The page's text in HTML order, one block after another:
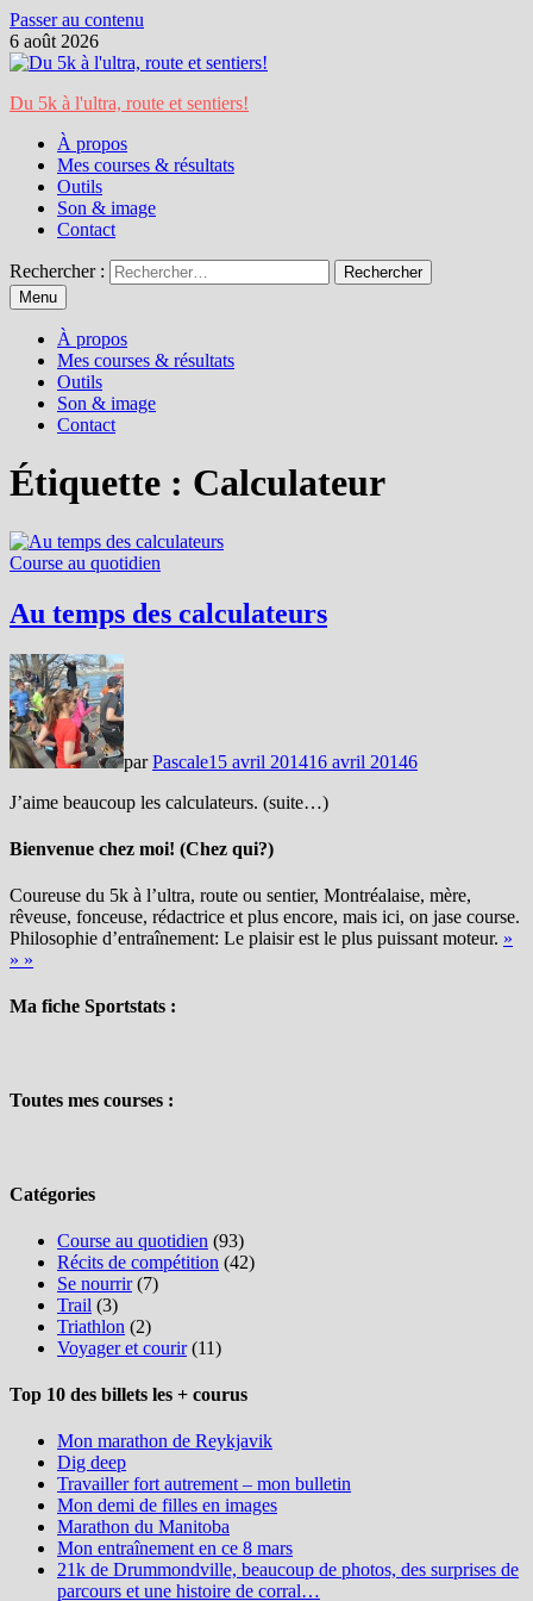
Passer au contenu
6 août 2026
Du 5k à l'ultra, route et sentiers!
À propos
Mes courses & résultats
Outils
Son & image
Contact
Rechercher :
Menu
À propos
Mes courses & résultats
Outils
Son & image
Contact
Étiquette : Calculateur
Course au quotidien
Au temps des calculateurs
parPascale15 avril 201416 avril 20146
J’aime beaucoup les calculateurs. (suite…)
Bienvenue chez moi! (Chez qui?)
Coureuse du 5k à l’ultra, route ou sentier, Montréalaise, mère,
rêveuse, fonceuse, rédactrice et plus encore, mais ici, on jase course.
Philosophie d’entraînement: Le plaisir est le plus puissant moteur. »
» »
Ma fiche Sportstats :
Toutes mes courses :
Catégories
Course au quotidien (93)
Récits de compétition (42)
Se nourrir(7)
Trail (3)
Triathlon (2)
Voyager et courir(11)
Top 10 des billets les + courus
Mon marathon de Reykjavik
Dig deep
Travailler fort autrement – mon bulletin
Mon demi de filles en images
Marathon du Manitoba
Mon entraînement en ce 8 mars
21k de Drummondville, beaucoup de photos, des surprises de
parcours et une histoire de corral…